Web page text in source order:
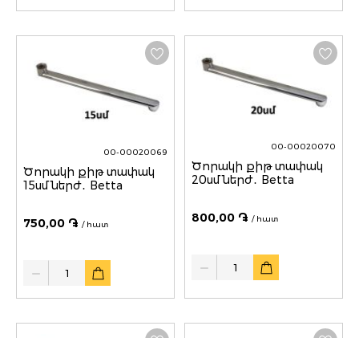
00-00020069
Ծորակի քիթ տափակ
15սմ ներժ․ Betta
750,00 ֏ / հատ
00-00020070
Ծորակի քիթ տափակ
20սմ ներժ․ Betta
800,00 ֏ / հատ
Quantity